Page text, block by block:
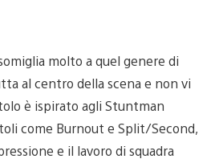
molto a quel genere di
al centro della scena e non vi
è ispirato agli Stuntman
come Burnout e Split/Second,
e il lavoro di squadra